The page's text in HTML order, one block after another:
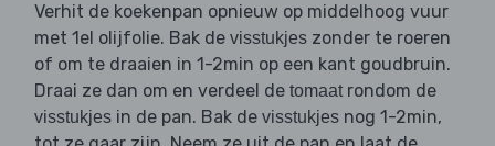
Verhit de koekenpan opnieuw op middelhoog vuur
met 1el olijfolie. Bak de visstukjes zonder te roeren
of om te draaien in 1-2min op een kant goudbruin.
Draai ze dan om en verdeel de tomaatrondom de
visstukjes in de pan. Bak de visstukjes nog 1-2min,